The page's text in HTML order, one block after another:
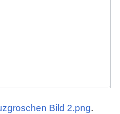
Bild 2.png.